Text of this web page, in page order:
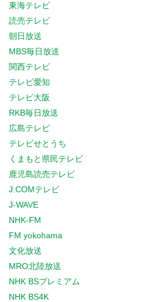
東海テレビ
読売テレビ
朝日放送
MBS毎日放送
関西テレビ
テレビ愛知
テレビ大阪
RKB毎日放送
広島テレビ
テレビせとうち
くまもと県民テレビ
鹿児島読売テレビ
J:COMテレビ
J-WAVE
NHK-FM
FM yokohama
文化放送
MRO北陸放送
NHK BSプレミアム
NHK BS4K